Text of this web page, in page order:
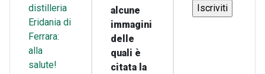
distilleria
Eridania di
Ferrara:
alla
salute!
alcune
immagini
delle
quali è
citata la